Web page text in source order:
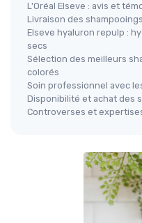
L'Oréal Elseve : avis et
Livraison des
Elseve hyaluron repulp :
secs
Sélection des meilleurs
colorés
Soin professionnel avec
Disponibilité et achat des
Controverses et